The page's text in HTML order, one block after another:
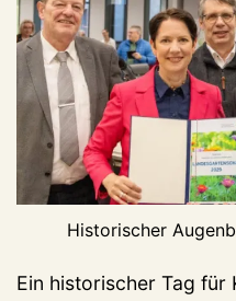
Historischer
Ein historischer Tag für